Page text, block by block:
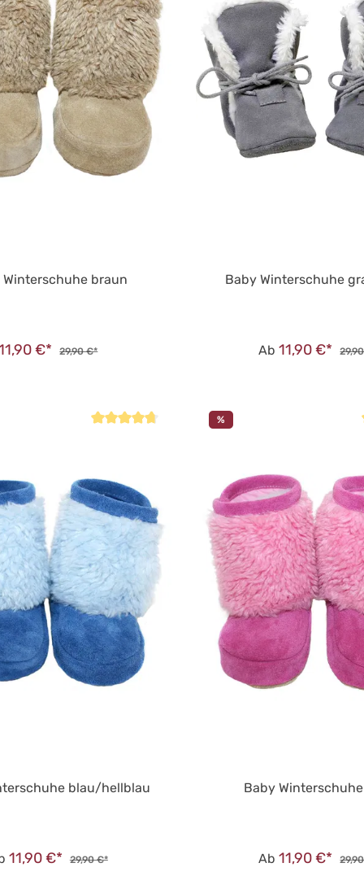
Winterschuhe braun
€* 29,90 €*
Baby Winterschuhe
Ab11,90 €*
blau/hellblau
11,90 €* 29,90 €*
%
Baby
Ab11,90 €*